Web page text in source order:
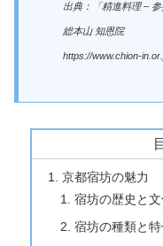
出典：「精進料理 –
総本山 知恩院
https://www.chion-
京都宿坊の魅力
宿坊の歴史と
宿坊の種類と